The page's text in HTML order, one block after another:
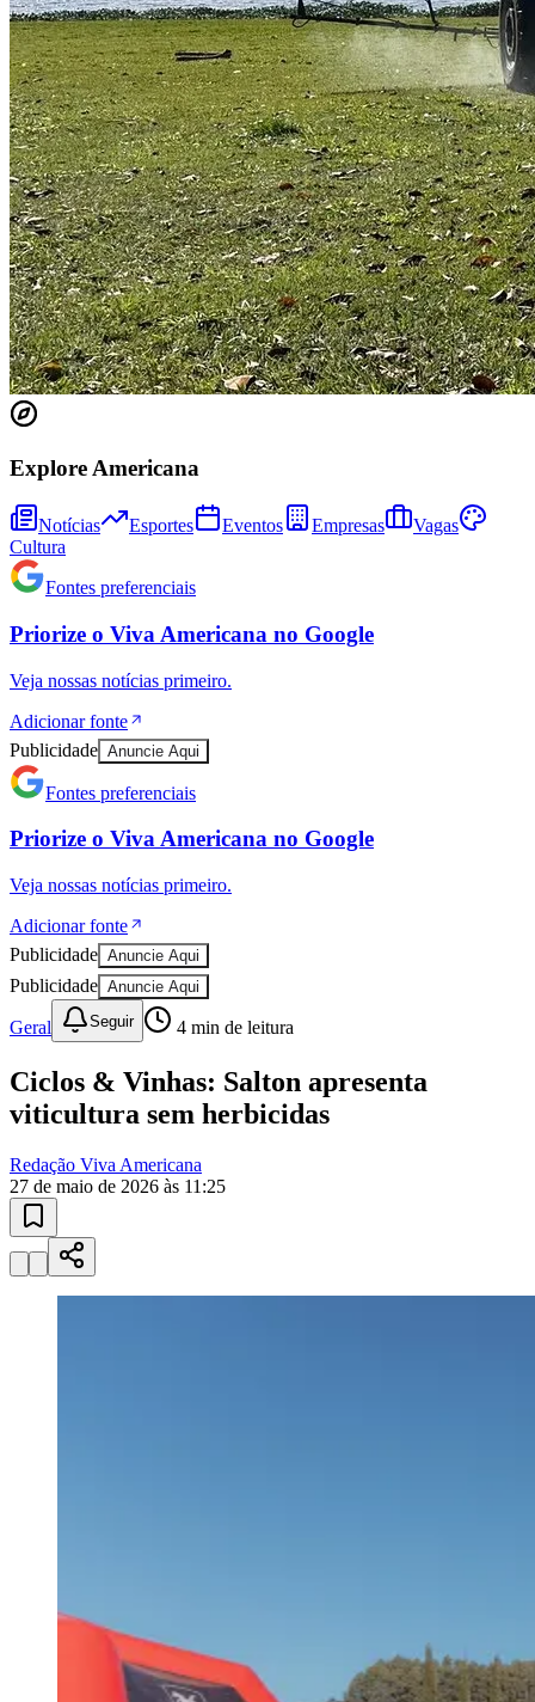
Fortaleza
Athletico-PR
Explore Americana
Notícias Esportes Eventos Empresas
Vagas
Cultura
Fontes preferenciais
Priorize o Viva Americana no Google
Veja nossas notícias primeiro.
Adicionar fonte
Publicidade Anuncie Aqui
Fontes preferenciais
Priorize o Viva Americana no Google
Veja nossas notícias primeiro.
Adicionar fonte
Publicidade Anuncie Aqui
Publicidade Anuncie Aqui
Geral Seguir 4 min de leitura
Ciclos & Vinhas: Salton apresenta
viticultura sem herbicidas
Redação Viva Americana
27 de maio de 2026 às 11:25